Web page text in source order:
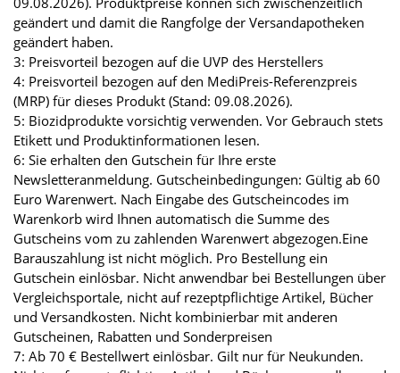
geändert und damit die Rangfolge der Versandapotheken
geändert haben.
3: Preisvorteil bezogen auf die UVP des Herstellers
4: Preisvorteil bezogen auf den MediPreis-Referenzpreis
(MRP) für dieses Produkt (Stand: 09.08.2026).
5: Biozidprodukte vorsichtig verwenden. Vor Gebrauch stets
Etikett und Produktinformationen lesen.
6: Sie erhalten den Gutschein für Ihre erste
Newsletteranmeldung. Gutscheinbedingungen: Gültig ab 60
Euro Warenwert. Nach Eingabe des Gutscheincodes im
Warenkorb wird Ihnen automatisch die Summe des
Gutscheins vom zu zahlenden Warenwert abgezogen.Eine
Barauszahlung ist nicht möglich. Pro Bestellung ein
Gutschein einlösbar. Nicht anwendbar bei Bestellungen über
Vergleichsportale, nicht auf rezeptpflichtige Artikel, Bücher
und Versandkosten. Nicht kombinierbar mit anderen
Gutscheinen, Rabatten und Sonderpreisen
7: Ab 70 € Bestellwert einlösbar. Gilt nur für Neukunden.